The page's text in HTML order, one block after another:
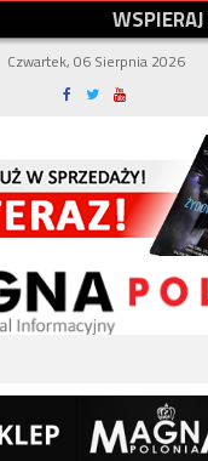
WSPIERAJ
Czwartek, 06 Sierpnia 2026